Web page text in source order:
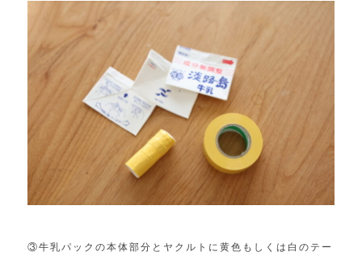
③牛乳パックの本体部分とヤクルトに黄色もしくは白のテー